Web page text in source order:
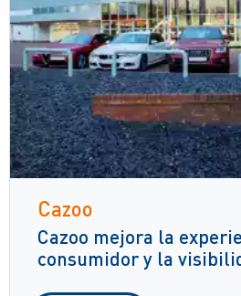
Cazoo
Cazoo mejora la
consumidor y la